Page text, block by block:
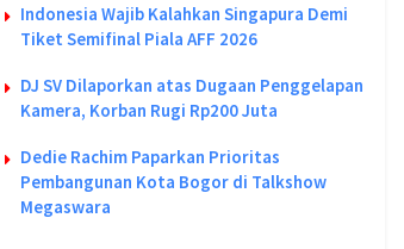
Indonesia Wajib Kalahkan Singapura Demi
Tiket Semifinal Piala AFF 2026
DJ SV Dilaporkan atas Dugaan Penggelapan
Kamera, Korban Rugi Rp200 Juta
Dedie Rachim Paparkan Prioritas
Pembangunan Kota Bogor di Talkshow
Megaswara